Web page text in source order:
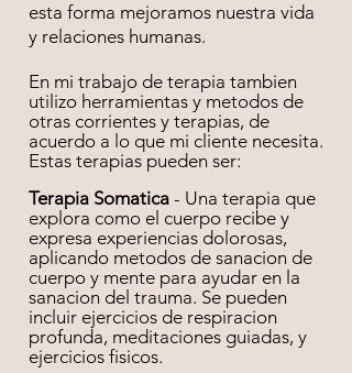
esta forma mejoramos nuestra vida
y relaciones humanas.
En mi trabajo de terapia tambien
utilizo herramientas y metodos de
otras corrientes y terapias, de
acuerdo a lo que mi cliente necesita.
Estas terapias pueden ser:
Terapia Somatica - Una terapia que
explora como el cuerpo recibe y
expresa experiencias dolorosas,
aplicando metodos de sanacion de
cuerpo y mente para ayudar en la
sanacion del trauma. Se pueden
incluir ejercicios de respiracion
profunda, meditaciones guiadas, y
ejercicios fisicos.